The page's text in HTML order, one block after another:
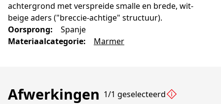
achtergrond met verspreide smalle en brede, wit-
beige aders ("breccie-achtige" structuur).
Oorsprong:
Spanje
Materiaalcategorie: Marmer
Afwerkingen 1/1 geselecteerd